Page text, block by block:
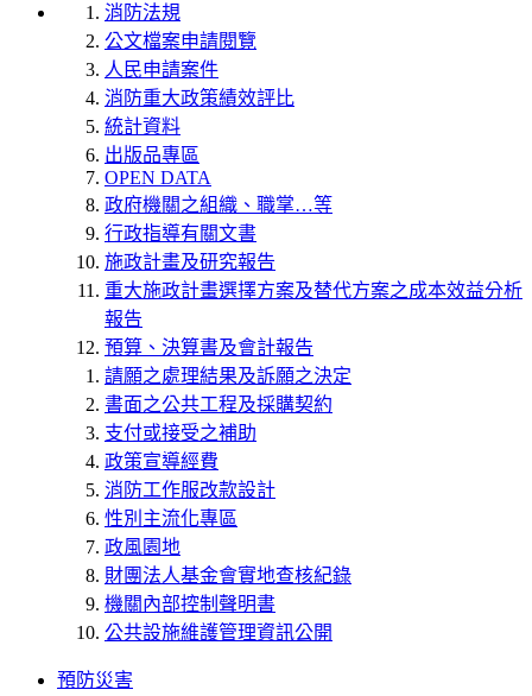
消防法規
公文檔案申請閱覽
人民申請案件
消防重大政策績效評比
統計資料
出版品專區
OPEN DATA
政府機關之組織、職掌…等
行政指導有關文書
施政計畫及研究報告
重大施政計畫選擇方案及替代方案之成本效益分析
報告
預算、決算書及會計報告
請願之處理結果及訴願之決定
書面之公共工程及採購契約
支付或接受之補助
政策宣導經費
消防工作服改款設計
性別主流化專區
政風園地
財團法人基金會實地查核紀錄
機關內部控制聲明書
公共設施維護管理資訊公開
預防災害